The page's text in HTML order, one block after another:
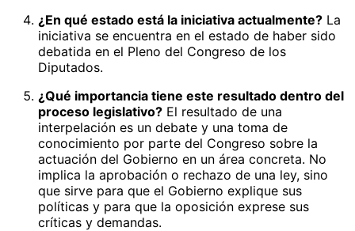
¿En qué estado está la iniciativa actualmente? La
iniciativa se encuentra en el estado de haber sido
debatida en el Pleno del Congreso de los
Diputados.
¿Qué importancia tiene este resultado dentro del
proceso legislativo? El resultado de una
interpelación es un debate y una toma de
conocimiento por parte del Congreso sobre la
actuación del Gobierno en un área concreta. No
implica la aprobación o rechazo de una ley, sino
que sirve para que el Gobierno explique sus
políticas y para que la oposición exprese sus
críticas y demandas.